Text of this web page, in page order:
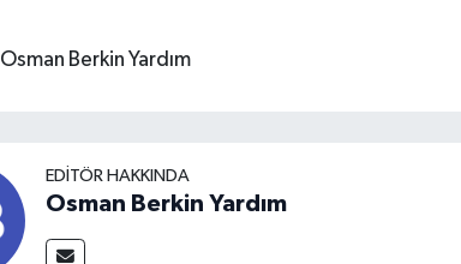
Osman Berkin Yardım
EDITÖR HAKKINDA
Osman Berkin Yardım